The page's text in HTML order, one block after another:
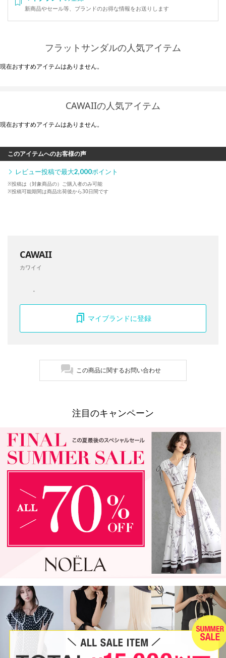
新商品やセール等、ブランドのお得な情報をお送りします
フラットサンダルの人気アイテム
現在おすすめアイテムはありません。
CAWAIIの人気アイテム
現在おすすめアイテムはありません。
このアイテムへのお客様の声
レビュー投稿で最大2,000ポイント
※投稿は（対象商品の）ご購入者のみ可能
※投稿可能期間は商品出荷後から30日間です
CAWAII
カワイイ
マイブランドに登録
この商品に関するお問い合わせ
注目のキャンペーン